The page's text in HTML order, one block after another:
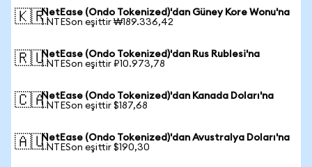
🇰🇷NetEase (Ondo Tokenized)'dan Güney Kore Wonu'na
1 NTESon eşittir ₩189.336,42
🇷🇺NetEase (Ondo Tokenized)'dan Rus Rublesi'na
1 NTESon eşittir ₽10.973,78
🇨🇦NetEase (Ondo Tokenized)'dan Kanada Doları'na
1 NTESon eşittir $187,68
🇦🇺NetEase (Ondo Tokenized)'dan Avustralya Doları'na
1 NTESon eşittir $190,30